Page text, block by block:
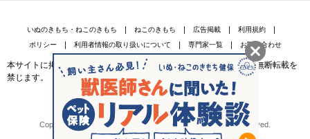
いぬのきもち・ねこのきもち ねこのきもち 広告掲載
利用規約
ポリシー
利用者情報の取り扱いについて 専門家一覧 お問い合わせ
本サイトに掲載されている記事・写真・イラスト等のコンテンツの無断転載を
禁じます。
会社案内 個人情報保護法に基づく公表事項等
Copyright © Benesse Style Care Group Co.,Ltd. All Rights Reserved.